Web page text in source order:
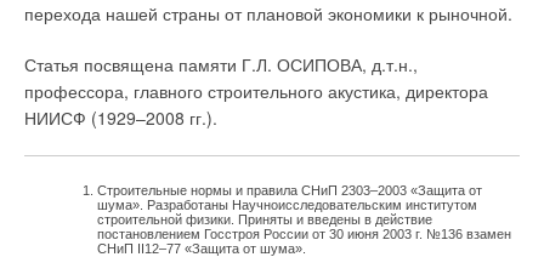
перехода нашей страны от плановой экономики к рыночной.
Статья посвящена памяти Г.Л. ОСИПОВА, д.т.н.,
профессора, главного строительного акустика, директора
НИИСФ (1929–2008 гг.).
Строительные нормы и правила СНиП 2303–2003 «Защита от
шума». Разработаны Научноисследовательским институтом
строительной физики. Приняты и введены в действие
постановлением Госстроя России от 30 июня 2003 г. №136 взамен
СНиП II12–77 «Защита от шума».